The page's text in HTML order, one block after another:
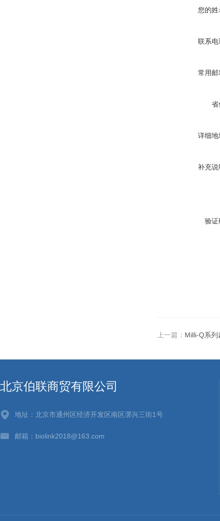
您的姓
联系电
常用邮
省
详细地
补充说
验证
上一篇： Milli-Q系
北京伯联商贸有限公司
地址：北京市通州区经济开发区南区漷兴三街1号
邮箱：biolink2018@163.com